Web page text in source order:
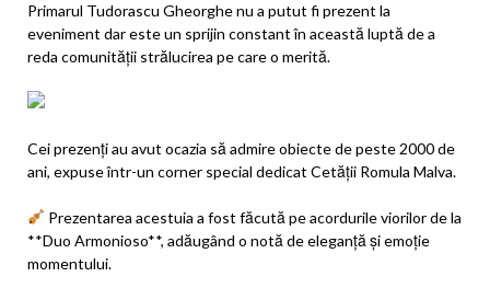
Primarul Tudorascu Gheorghe nu a putut fi prezent la
eveniment dar este un sprijin constant în această luptă de a
reda comunității strălucirea pe care o merită.
Cei prezenți au avut ocazia să admire obiecte de peste 2000 de
ani, expuse într-un corner special dedicat Cetății Romula Malva.
Prezentarea acestuia a fost făcută pe acordurile viorilor de la
**Duo Armonioso**, adăugând o notă de eleganță și emoție
momentului.